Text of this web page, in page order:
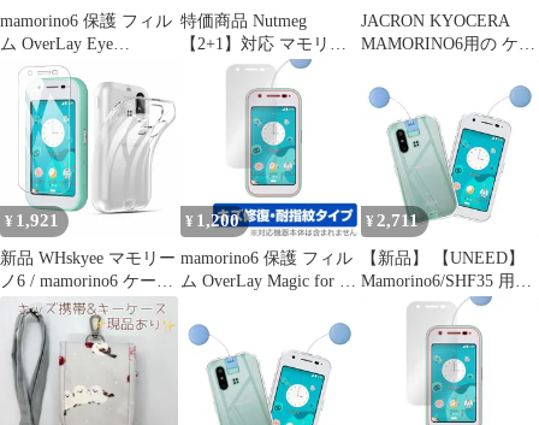
傷 0
mamorino6 保護 フィル
ム OverLay Eye
Protector 9H for au キッ
ズ向けケータイ マモリ
ーノ シックス 液晶保護
高硬度 ブルーライトカ
ット
特価商品 Nutmeg
【2+1】対応 マモリー
ノ6 / mamorino6 ガラス
フィルム + mamorino6
SHF35 ケース クリア
カバー TPU素材 全透明
傷つけ防止 柔らかい手
触り 落下防止 耐衝撃
マモリーノ6 保護フィ
ルム 硬度9H 気
JACRON KYOCERA
MAMORINO6用の ケー
6 カバー TPU 高透過率
耐衝撃 薄型 軽量型 黄
ばみ防止 指紋防止 TPU
素材を採用して 透明
(OQW-HY-725)
¥ 1,921
新品 WHskyee マモリー
ノ6 / mamorino6 ケース
+ ガラスフィルム
mamorino6 SHF35 クリ
ア カバー TPU ソフト
ケース 人気 保護カバー
(全透明) 高透過率 薄と
軽い量【米軍MIL規格
¥ 1,200
mamorino6 保護 フィル
ム OverLay Magic for au
モリーノ シックス 液晶
保護 傷修復 耐指紋 指
紋防止 コーティング
¥ 2,711
【新品】 【UNEED】
Mamorino6/SHF35 用の
スマホケース マモリー
ノ6 用の カバー TPU 超
薄型 全面保護 ケース
ソフト ケース クリア
シリコン 透明 クリア
ケース 耐衝撃 TPU ケ